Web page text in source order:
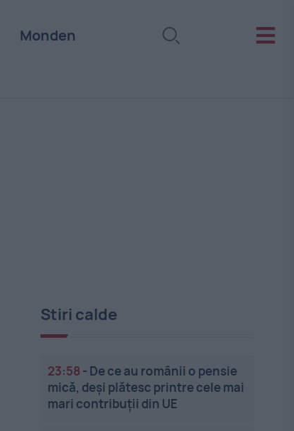
Monden
Stiri calde
23:58 - De ce au românii o pensie
mică, deși plătesc printre cele mai
mari contribuții din UE